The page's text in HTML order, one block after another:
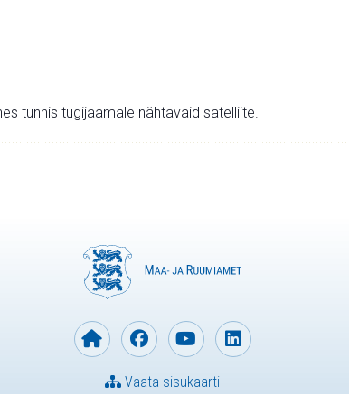
tunnis tugijaamale nähtavaid satelliite.
Vaata sisukaarti